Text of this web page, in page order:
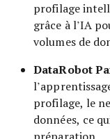
profilage
grâce à l’IA
volumes de
DataRobot
profilage, le
données, ce
préparation.